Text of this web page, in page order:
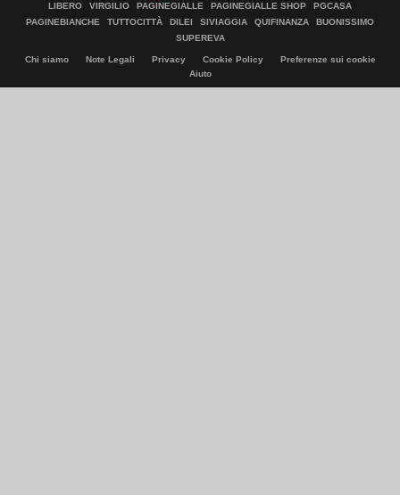
LIBERO VIRGILIO PAGINEGIALLE PAGINEGIALLE SHOP
PGCASA
PAGINEBIANCHE
TUTTOCITTÀ DILEI SIVIAGGIA QUIFINANZA
BUONISSIMO
SUPEREVA
Chi siamo Note Legali Privacy Cookie Policy
Preferenze sui cookie
Aiuto